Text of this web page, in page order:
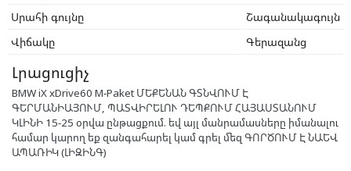
Սրահի գույնը
Շագանակագույն
Վիճակը
Գերազանց
Լրացուցիչ
BMW iX xDrive60 M-Paket ՄԵՔԵՆԱՆ ԳՏՆՎՈՒՄ Է
ԳԵՐՄԱՆԻԱՅՈՒՄ, ՊԱՏՎԻՐԵԼՈՒ ԴԵՊՔՈՒՄ ՀԱՅԱՍՏԱՆՈՒՄ
ԿԼԻՆԻ 15-25 օրվա ընթացքում. եվ այլ մանրամասները իմանալու
համար կարող եք զանգահարել կամ գրել մեզ ԳՈՐԾՈՒՄ Է ՆԱԵՎ
ԱՊԱՌԻԿ (ԼԻԶԻՆԳ)